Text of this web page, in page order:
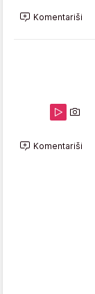
Komentariši
Komentariši